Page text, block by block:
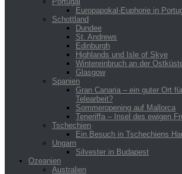
Europapokal-Euphorie in
Schottland
Dundee
St. Andrews
Edinburgh
Highlands und Isle of Skye
Wintereinbruch an der
Glasgow
Spanien
Gran Canaria – ein guter Ort
Telearbeit?
Sommeropening auf Mallorca
Teneriffa – Insel des ewigen
Tschechien
Ein Besuch in Tschechiens
Ungarn
Silvester in Budapest
Ozeanien
Australien